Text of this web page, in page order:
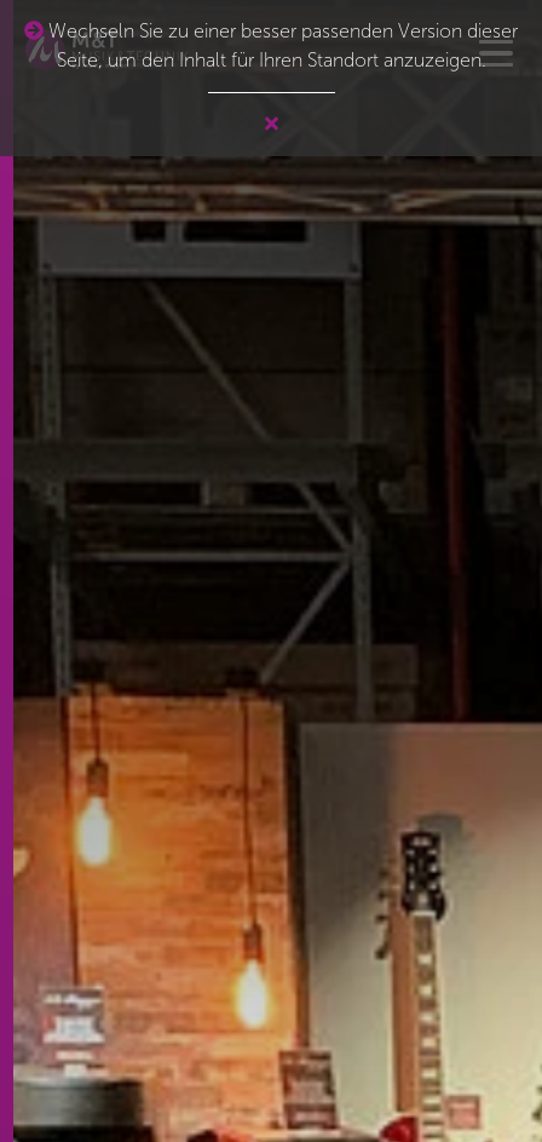
Wechseln Sie zu einer besser passenden Version dieser
Seite, um den Inhalt für Ihren Standort anzuzeigen.